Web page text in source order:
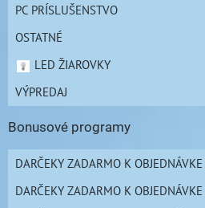
PC PRÍSLUŠENSTVO
OSTATNÉ
LED ŽIAROVKY
VÝPREDAJ
Bonusové programy
DARČEKY ZADARMO K
DARČEKY ZADARMO K